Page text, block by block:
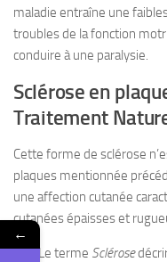
maladie entraîne une
troubles de la fonction
conduire à une paralysie.
Sclérose en
Traitement
Cette forme de sclérose
plaques mentionnée
une affection cutanée
cutanées épaisses et
NB : Le terme Sclérose
←